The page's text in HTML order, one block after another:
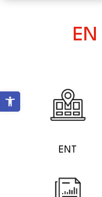
Ouvrir la barre d’outils
EN
ENT